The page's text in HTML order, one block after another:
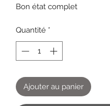
Bon état complet
Quantité *
Ajouter au panier